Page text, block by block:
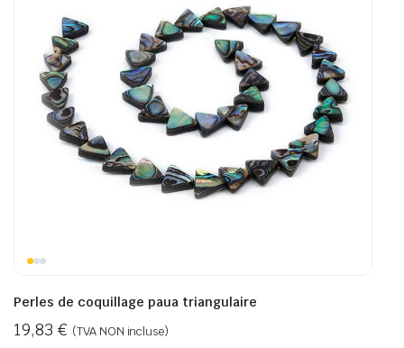
Perles de coquillage paua triangulaire
19,83 € (TVA NON incluse)